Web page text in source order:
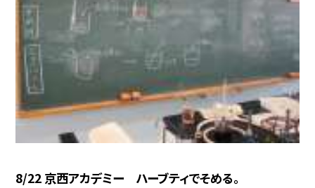
8/22 京西アカデミー ハーブティでそめる。